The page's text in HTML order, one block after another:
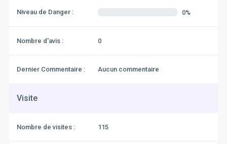
Niveau de Danger : 0%
Nombre d'avis : 0
Dernier Commentaire : Aucun commentaire
Visite
Nombre de visites : 115